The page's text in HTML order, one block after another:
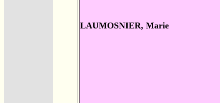
LAUMOSNIER, Marie